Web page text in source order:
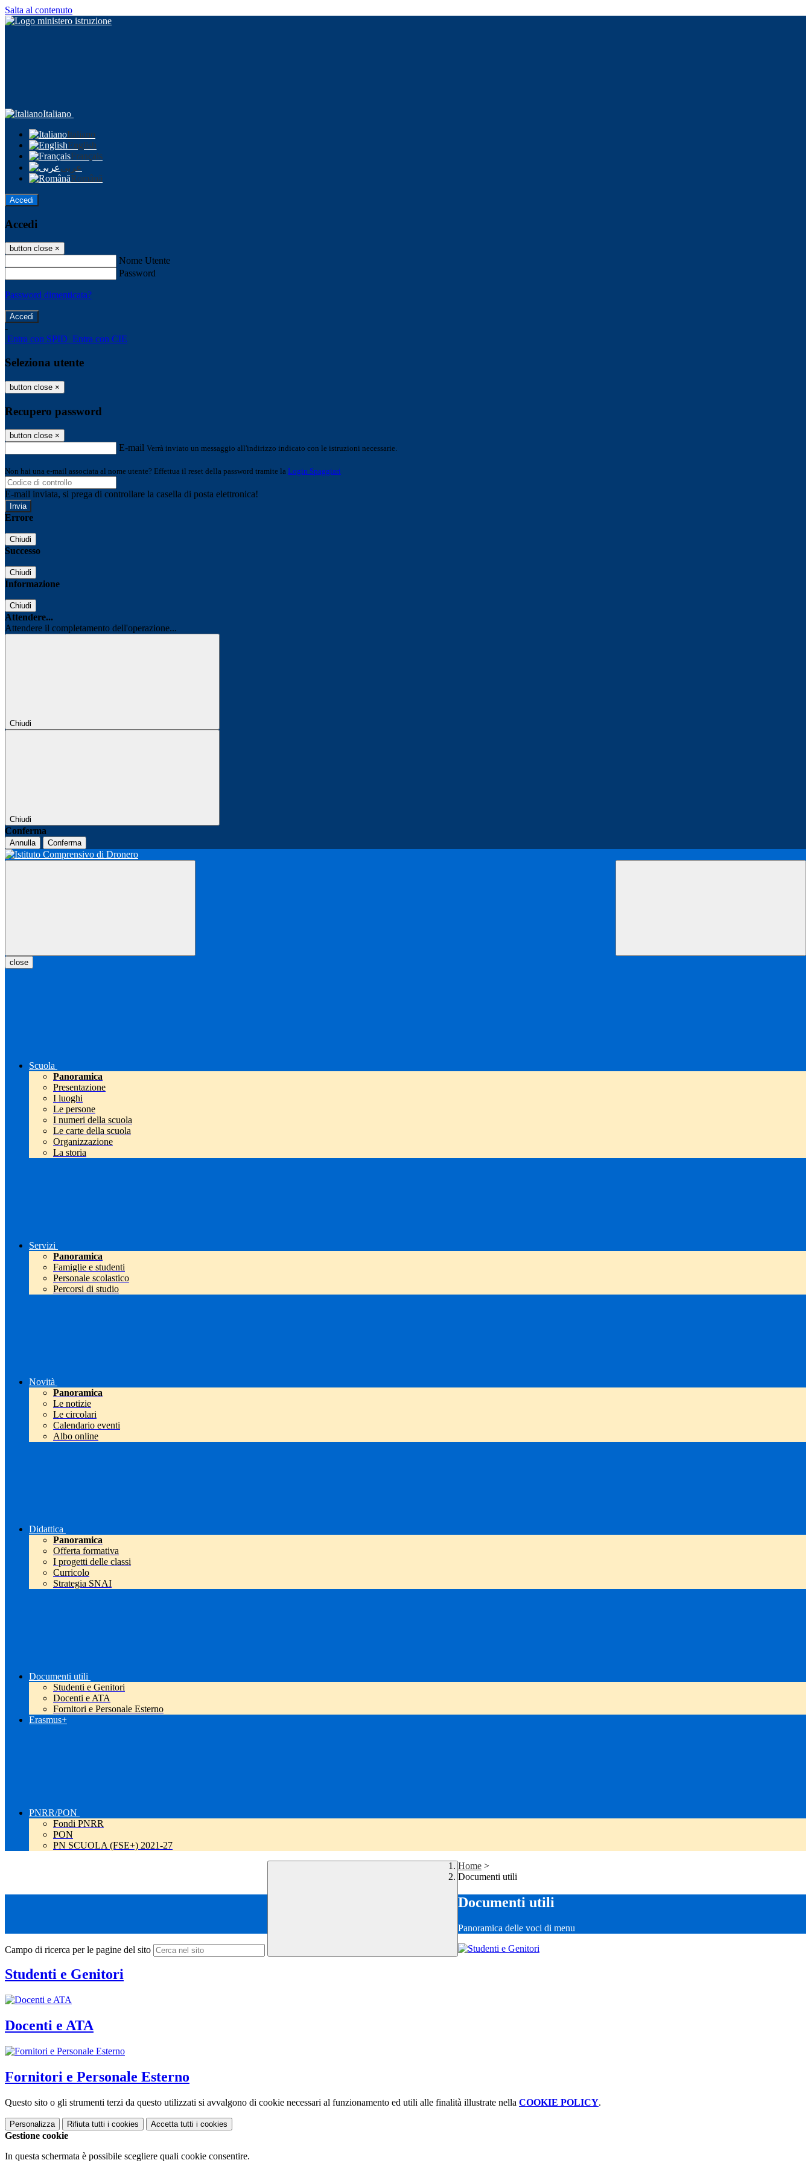
Salta al contenuto
Italiano
Italiano
English
Français
عربى
Română
Accedi
Accedi
button close ×
Nome Utente
Password
Password dimenticata?
-
Entra con SPID Entra con CIE
Seleziona utente
button close ×
Recupero password
button close ×
E-mail Verrà inviato un messaggio all'indirizzo indicato con le istruzioni necessarie.
Non hai una e-mail associata al nome utente? Effettua il reset della password tramite la Login Spaggiari
E-mail inviata, si prega di controllare la casella di posta elettronica!
Errore
Chiudi
Successo
Chiudi
Informazione
Chiudi
Attendere...
Attendere il completamento dell'operazione...
Chiudi
Chiudi
Conferma
Annulla Conferma
close
Scuola
Panoramica
Presentazione
I luoghi
Le persone
I numeri della scuola
Le carte della scuola
Organizzazione
La storia
Servizi
Panoramica
Famiglie e studenti
Personale scolastico
Percorsi di studio
Novità
Panoramica
Le notizie
Le circolari
Calendario eventi
Albo online
Didattica
Panoramica
Offerta formativa
I progetti delle classi
Curricolo
Strategia SNAI
Documenti utili
Studenti e Genitori
Docenti e ATA
Fornitori e Personale Esterno
Erasmus+
PNRR/PON
Fondi PNRR
PON
PN SCUOLA (FSE+) 2021-27
Campo di ricerca per le pagine del sito
Home >
Documenti utili
Documenti utili
Panoramica delle voci di menu
Studenti e Genitori
Docenti e ATA
Fornitori e Personale Esterno
Questo sito o gli strumenti terzi da questo utilizzati si avvalgono di cookie necessari al funzionamento ed utili alle finalità illustrate nella COOKIE POLICY.
Personalizza Rifiuta tutti i cookies Accetta tutti i cookies
Gestione cookie
In questa schermata è possibile scegliere quali cookie consentire.